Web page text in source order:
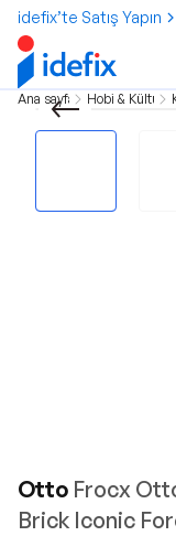
idefix’te Satış Yapın
Ana sayfa Hobi & Kültür
Otto Frocx
Brick Iconic